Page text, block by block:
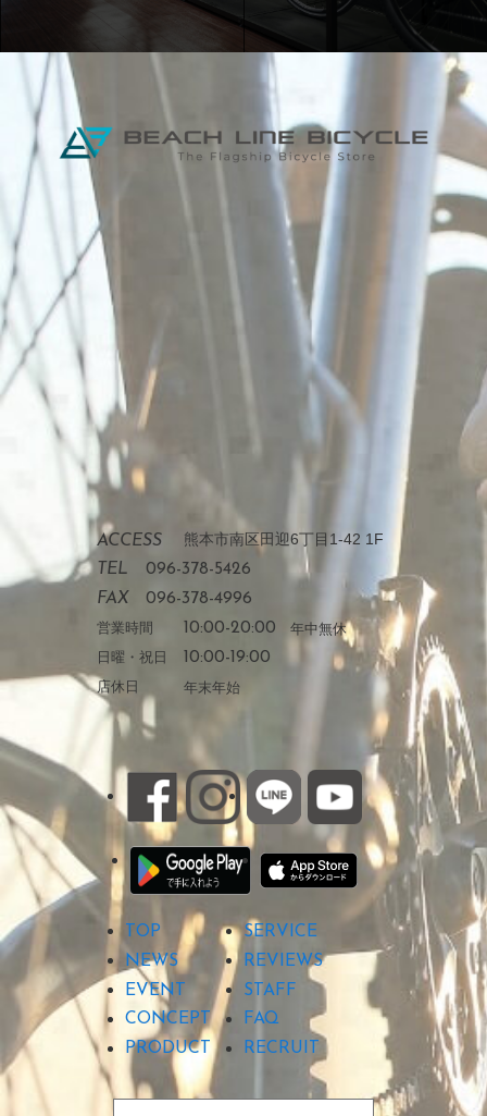
ACCESS 熊本市南区田迎6丁目1-42 1F
TEL
096-378-5426
FAX
096-378-4996
営業時間 10:00-20:00 年中無休
日曜・祝日
10:00-19:00
店休日 年末年始
TOP
SERVICE
NEWS
REVIEWS
EVENT
STAFF
CONCEPT
FAQ
PRODUCT
RECRUIT